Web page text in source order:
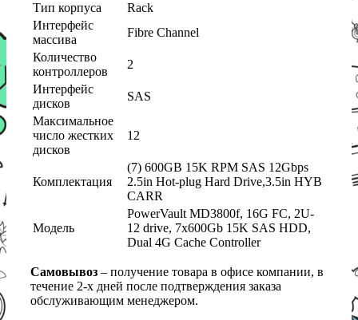
Тип корпуса
Rack
Интерфейс
массива
Fibre Channel
Количество
контроллеров
2
Интерфейс
дисков
SAS
Максимальное
число жестких
дисков
12
Комплектация
(7) 600GB 15K RPM SAS 12Gbps
2.5in Hot-plug Hard Drive,3.5in HYB
CARR
Модель
PowerVault MD3800f, 16G FC, 2U-
12 drive, 7x600Gb 15K SAS HDD,
Dual 4G Cache Controller
Самовывоз – получение товара в офисе компании, в
течение 2-х дней после подтверждения заказа
обслуживающим менеджером.